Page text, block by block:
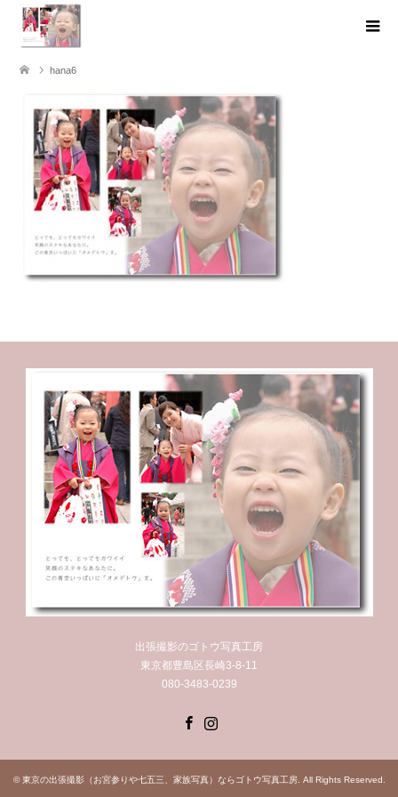
hana6
出張撮影のゴトウ写真工房
東京都豊島区長崎3-8-11
080-3483-0239
©東京の出張撮影（お宮参りや七五三、家族写真）ならゴトウ写真工房. All Rights Reserved.